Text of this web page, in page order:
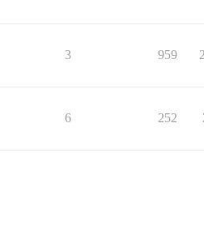
3 959
6 252